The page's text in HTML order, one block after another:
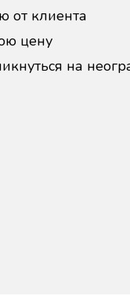
от клиента
цену
на